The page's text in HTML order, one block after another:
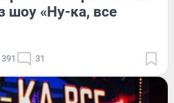
шоу «Ну-ка, все
31